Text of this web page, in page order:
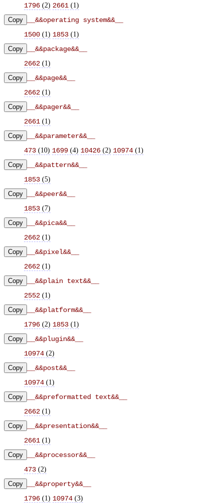
1796 (2) 2661 (1)
Copy
__&&operating system&&__
1500 (1) 1853 (1)
Copy
__&&package&&__
2662 (1)
Copy
__&&page&&__
2662 (1)
Copy
__&&pager&&__
2661 (1)
Copy
__&&parameter&&__
473 (10) 1699 (4) 10426 (2) 10974 (1)
Copy
__&&pattern&&__
1853 (5)
Copy
__&&peer&&__
1853 (7)
Copy
__&&pica&&__
2662 (1)
Copy
__&&pixel&&__
2662 (1)
Copy
__&&plain text&&__
2552 (1)
Copy
__&&platform&&__
1796 (2) 1853 (1)
Copy
__&&plugin&&__
10974 (2)
Copy
__&&post&&__
10974 (1)
Copy
__&&preformatted text&&__
2662 (1)
Copy
__&&presentation&&__
2661 (1)
Copy
__&&processor&&__
473 (2)
Copy
__&&property&&__
1796 (1) 10974 (3)